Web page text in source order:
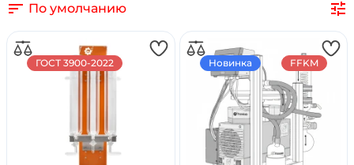
По умолчанию
ГОСТ 3900-2022 Новинка FFKM